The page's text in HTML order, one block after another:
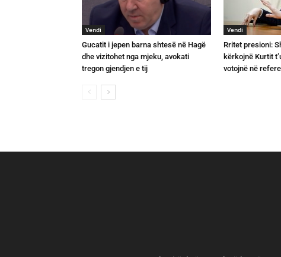
Vendi
Gucatit i jepen barna shtesë në Hagë
dhe vizitohet nga mjeku, avokati
tregon gjendjen e tij
Vendi
Rritet presioni:
kërkojnë Kurtit
votojnë në